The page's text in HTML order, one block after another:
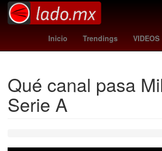
Inicio Trendings VIDEOS
Nevado de Toluca
Qué canal pasa
Serie A